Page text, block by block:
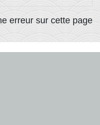
erreur sur cette page